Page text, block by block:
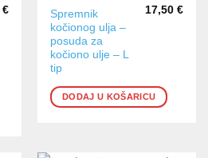
€
Spremnik
kočionog ulja –
posuda za
kočiono ulje – L
tip
17,50 €
DODAJ U KOŠARICU